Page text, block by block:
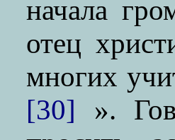
начала
отец
многих
[30] ».